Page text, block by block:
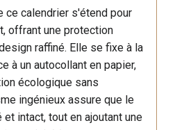
ce calendrier s'étend pour
offrant une protection
raffiné. Elle se fixe à la
à un autocollant en papier,
écologique sans
ingénieux assure que le
intact, tout en ajoutant une